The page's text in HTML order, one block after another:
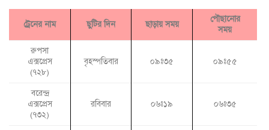
ট্রেনের নাম ছুটির দিন ছাড়ায় সময়
পৌছানোর
সময়
রুপসা
এক্সপ্রেস
(৭২৮)
বৃহস্পতিবার ০৯ঃ৩৫ ০৯ঃ৫৫
বরেন্দ্র
এক্সপ্রেস
(৭৩২)
রবিবার ০৬ঃ১৯ ০৬ঃ৩৫